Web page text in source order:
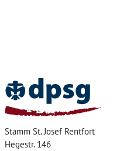
Stamm St. Josef Rentfort
Hegestr. 146